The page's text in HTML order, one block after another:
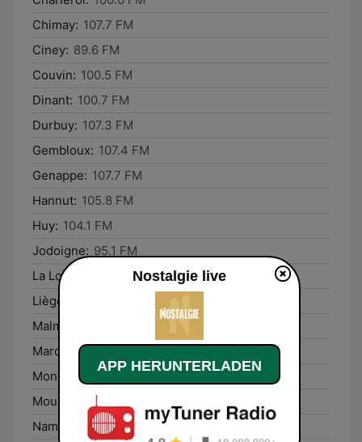
Chimay: 107.7 FM
Ciney: 89.6 FM
Couvin: 100.5 FM
Dinant: 100.7 FM
Durbuy: 107.3 FM
Gembloux: 107.4 FM
Genappe: 107.7 FM
Hannut: 105.8 FM
Huy: 104.1 FM
Jodoigne: 95.1 FM
La Louvière:
89.2 FM
Liège:
Malmédy:
Marche-en-Famenne: 107.9 FM
Mons:
107.5 FM
Mouscron:
Namur:
100.4 FM
Nostalgie live
APP HERUNTERLADEN